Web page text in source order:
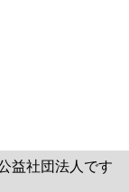
益社団法人です